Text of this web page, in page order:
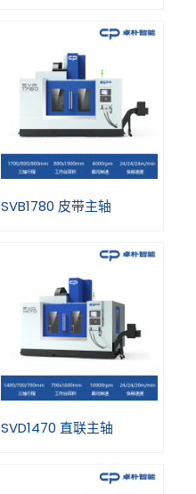
SVB1780 皮带主轴
SVD1470 直联主轴